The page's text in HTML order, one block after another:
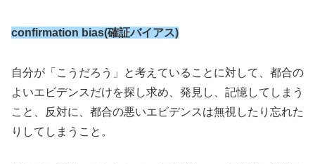
confirmation bias(確証バイアス)
自分が「こうだろう」と考えていることに対して、都合の
よいエビデンスだけを探し求め、発見し、記憶してしまう
こと、反対に、都合の悪いエビデンスは無視したり忘れた
りしてしまうこと。